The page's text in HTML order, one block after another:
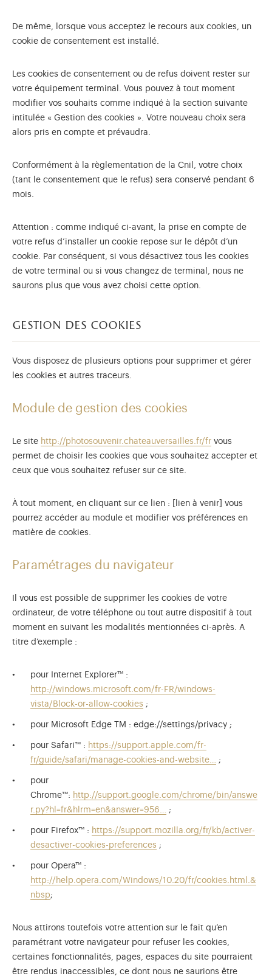
De même, lorsque vous acceptez le recours aux cookies, un
cookie de consentement est installé.
Les cookies de consentement ou de refus doivent rester sur
votre équipement terminal. Vous pouvez à tout moment
modifier vos souhaits comme indiqué à la section suivante
intitulée « Gestion des cookies ». Votre nouveau choix sera
alors pris en compte et prévaudra.
Conformément à la règlementation de la Cnil, votre choix
(tant le consentement que le refus) sera conservé pendant 6
mois.
Attention : comme indiqué ci-avant, la prise en compte de
votre refus d’installer un cookie repose sur le dépôt d’un
cookie. Par conséquent, si vous désactivez tous les cookies
de votre terminal ou si vous changez de terminal, nous ne
saurons plus que vous avez choisi cette option.
gestion des cookies
Vous disposez de plusieurs options pour supprimer et gérer
les cookies et autres traceurs.
Module de gestion des cookies
Le site http://photosouvenir.chateauversailles.fr/fr vous
permet de choisir les cookies que vous souhaitez accepter et
ceux que vous souhaitez refuser sur ce site.
À tout moment, en cliquant sur ce lien : [lien à venir] vous
pourrez accéder au module et modifier vos préférences en
matière de cookies.
Paramétrages du navigateur
Il vous est possible de supprimer les cookies de votre
ordinateur, de votre téléphone ou tout autre dispositif à tout
moment en suivant les modalités mentionnées ci-après. A
titre d’exemple :
pour Internet Explorer™ :
http://windows.microsoft.com/fr-FR/windows-
vista/Block-or-allow-cookies ;
pour Microsoft Edge TM : edge://settings/privacy ;
pour Safari™ : https://support.apple.com/fr-
fr/guide/safari/manage-cookies-and-website… ;
pour
Chrome™: http://support.google.com/chrome/bin/answe
r.py?hl=fr&hlrm=en&answer=956… ;
pour Firefox™ : https://support.mozilla.org/fr/kb/activer-
desactiver-cookies-preferences ;
pour Opera™ :
http://help.opera.com/Windows/10.20/fr/cookies.html.&
nbsp;
Nous attirons toutefois votre attention sur le fait qu’en
paramétrant votre navigateur pour refuser les cookies,
certaines fonctionnalités, pages, espaces du site pourraient
être rendus inaccessibles, ce dont nous ne saurions être